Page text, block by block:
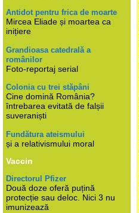
Antidot pentru frica de moarte
Mircea Eliade și moartea ca
inițiere
Grandioasa catedrală a
românilor
Foto-reportaj serial
Colonia cu trei stăpâni
Cine domină România?
întrebarea evitată de falșii
suveraniști
Fundătura ateismului
și a relativismului moral
Vaccin
Directorul Pfizer
Două doze oferă puțină
protecție sau deloc. Nici 3 nu
imunizează